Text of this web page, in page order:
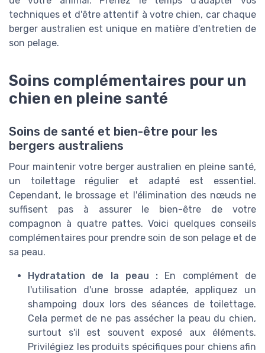
techniques et d'être attentif à votre chien, car chaque
berger australien est unique en matière d'entretien de
son pelage.
Soins complémentaires pour un
chien en pleine santé
Soins de santé et bien-être pour les
bergers australiens
Pour maintenir votre berger australien en pleine santé,
un toilettage régulier et adapté est essentiel.
Cependant, le brossage et l'élimination des nœuds ne
suffisent pas à assurer le bien-être de votre
compagnon à quatre pattes. Voici quelques conseils
complémentaires pour prendre soin de son pelage et de
sa peau.
Hydratation de la peau : En complément de
l'utilisation d'une brosse adaptée, appliquez un
shampoing doux lors des séances de toilettage.
Cela permet de ne pas assécher la peau du chien,
surtout s'il est souvent exposé aux éléments.
Privilégiez les produits spécifiques pour chiens afin